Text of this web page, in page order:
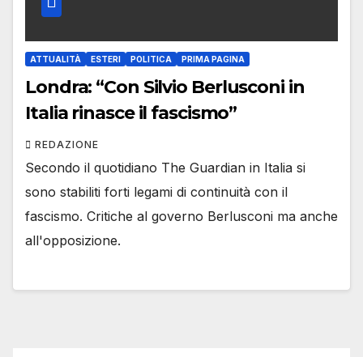
ATTUALITÀ ESTERI POLITICA PRIMA PAGINA
Londra: “Con Silvio Berlusconi in
Italia rinasce il fascismo”
REDAZIONE
Secondo il quotidiano The Guardian in Italia si
sono stabiliti forti legami di continuità con il
fascismo. Critiche al governo Berlusconi ma anche
all'opposizione.